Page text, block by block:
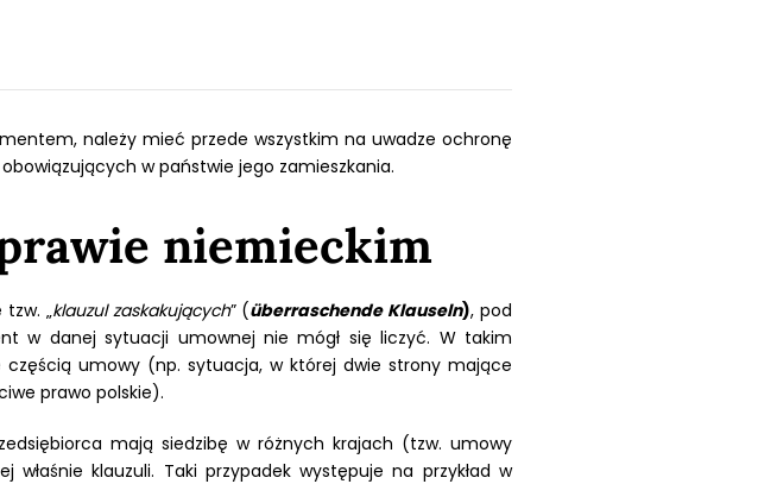
należy mieć przede wszystkim na uwadze ochronę
w państwie jego zamieszkania.
niemieckim
„klauzul zaskakujących” (überraschende Klauseln), pod
w danej sytuacji umownej nie mógł się liczyć. W takim
umowy (np. sytuacja, w której dwie strony mające
prawo polskie).
mają siedzibę w różnych krajach (tzw. umowy
klauzuli. Taki przypadek występuje na przykład w